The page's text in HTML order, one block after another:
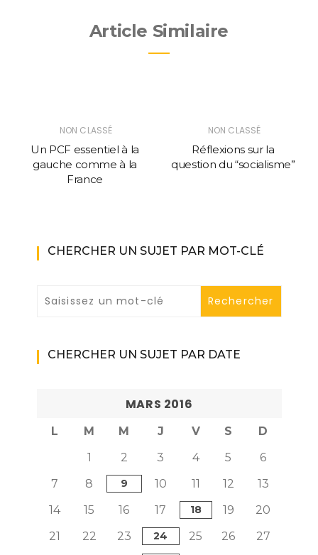
Article Similaire
NON CLASSÉ
Un PCF essentiel à la
gauche comme à la
France
NON CLASSÉ
Réflexions sur la
question du “socialisme”
CHERCHER UN SUJET PAR MOT-CLÉ
CHERCHER UN SUJET PAR DATE
MARS 2016
L M M J V S
D
1
2 3 4 5
6
7
8 9 10 11 12
13
14
15 16 17 18 19
20
21
22 23 24 25 26
27